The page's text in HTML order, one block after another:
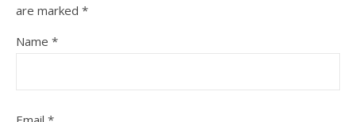
are marked *
Name *